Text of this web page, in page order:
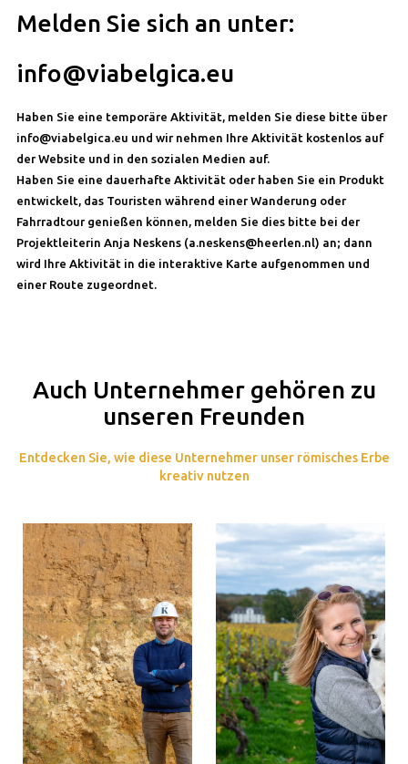
Melden Sie sich an unter:
info@viabelgica.eu
Haben Sie eine temporäre Aktivität, melden Sie diese bitte über
info@viabelgica.eu und wir nehmen Ihre Aktivität kostenlos auf
der Website und in den sozialen Medien auf.
Haben Sie eine dauerhafte Aktivität oder haben Sie ein Produkt
entwickelt, das Touristen während einer Wanderung oder
Fahrradtour genießen können, melden Sie dies bitte bei der
Projektleiterin Anja Neskens (a.neskens@heerlen.nl) an; dann
wird Ihre Aktivität in die interaktive Karte aufgenommen und
einer Route zugeordnet.
Auch Unternehmer gehören zu
unseren Freunden
Entdecken Sie, wie diese Unternehmer unser römisches Erbe
kreativ nutzen